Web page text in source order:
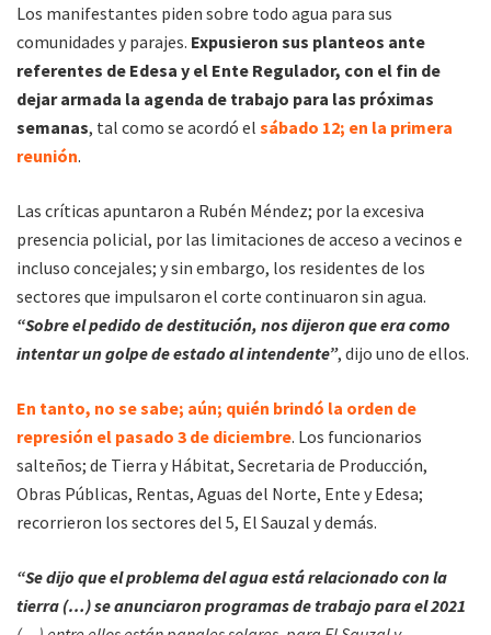
Los manifestantes piden sobre todo agua para sus
comunidades y parajes. Expusieron sus planteos ante
referentes de Edesa y el Ente Regulador, con el fin de
dejar armada la agenda de trabajo para las próximas
semanas, tal como se acordó el sábado 12; en la primera
reunión.
Las críticas apuntaron a Rubén Méndez; por la excesiva
presencia policial, por las limitaciones de acceso a vecinos e
incluso concejales; y sin embargo, los residentes de los
sectores que impulsaron el corte continuaron sin agua.
“Sobre el pedido de destitución, nos dijeron que era como
intentar un golpe de estado al intendente”, dijo uno de ellos.
En tanto, no se sabe; aún; quién brindó la orden de
represión el pasado 3 de diciembre. Los funcionarios
salteños; de Tierra y Hábitat, Secretaria de Producción,
Obras Públicas, Rentas, Aguas del Norte, Ente y Edesa;
recorrieron los sectores del 5, El Sauzal y demás.
“Se dijo que el problema del agua está relacionado con la
tierra (…) se anunciaron programas de trabajo para el 2021